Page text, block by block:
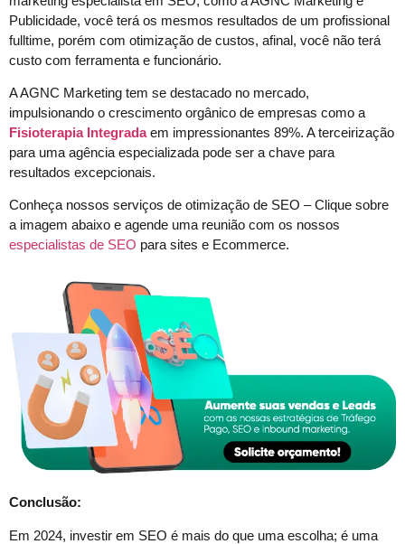
Publicidade, você terá os mesmos resultados de um profissional
fulltime, porém com otimização de custos, afinal, você não terá
custo com ferramenta e funcionário.
A AGNC Marketing tem se destacado no mercado,
impulsionando o crescimento orgânico de empresas como a
Fisioterapia Integradaem impressionantes 89%. A terceirização
para uma agência especializada pode ser a chave para
resultados excepcionais.
Conheça nossos serviços de otimização de SEO – Clique sobre
a imagem abaixo e agende uma reunião com os nossos
especialistas de SEO para sites e Ecommerce.
Conclusão:
Em 2024, investir em SEO é mais do que uma escolha; é uma